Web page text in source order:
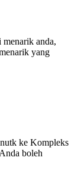
menarik anda,
yang
ke Kompleks
boleh